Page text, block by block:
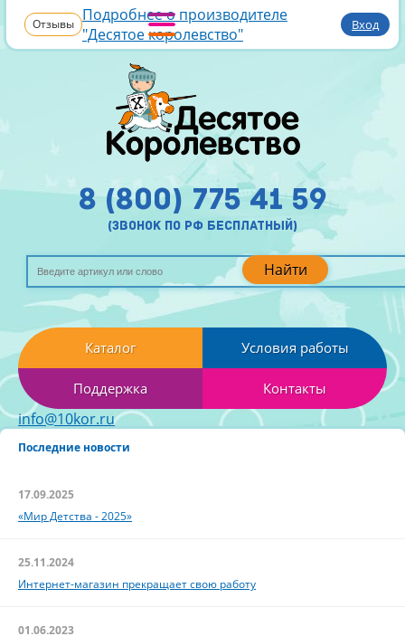
Отзывы Подробнее о производителе
"Десятое королевство"
Вход
Найти
8 (800) 775 41 59
(звонок по рф бесплатный)
Каталог Условия работы
Поддержка Контакты
info@10kor.ru
Последние новости
17.09.2025
«Мир Детства - 2025»
25.11.2024
Интернет-магазин прекращает свою работу
01.06.2023